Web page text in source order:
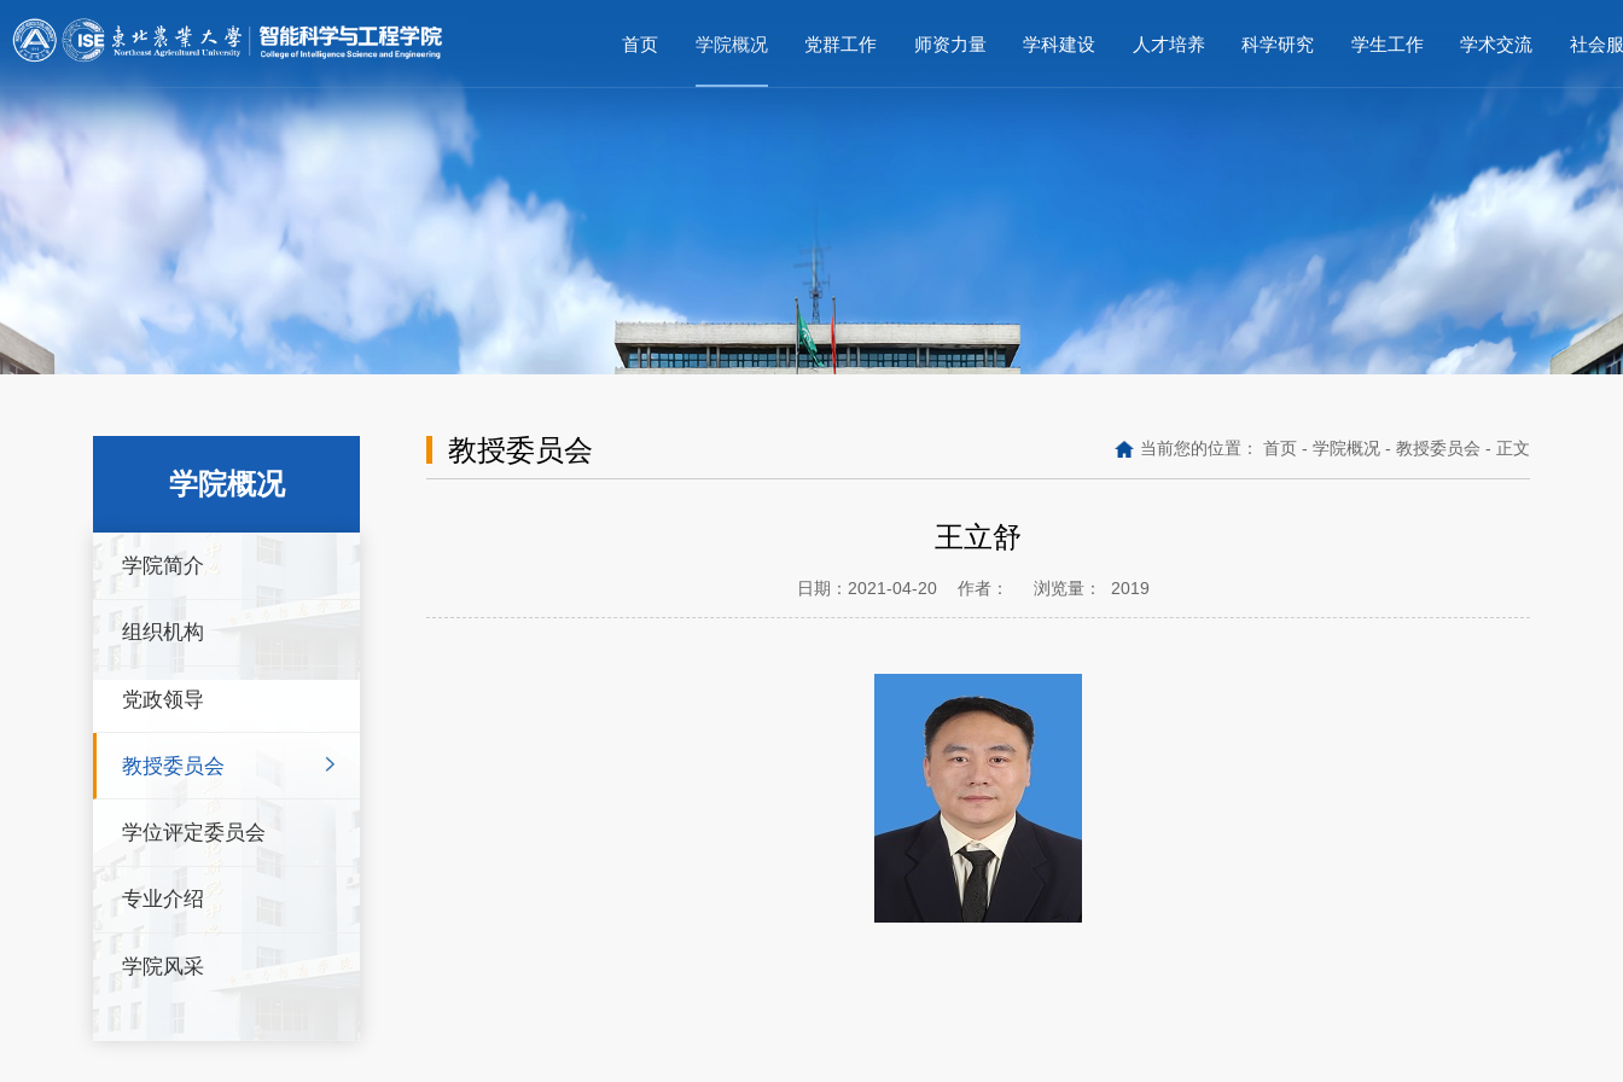
首页 学院概况 党群工作 师资力量 学科建设 人才培养 科学研究 学生工作 学术交流 社会
学院概况
学院简介
组织机构
党政领导
教授委员会
学位评定委员会
专业介绍
学院风采
教授委员会 当前您的位置： 首页 - 学院概况 - 教授委员会 - 正文
王立舒
日期：2021-04-20 作者： 浏览量： 2019